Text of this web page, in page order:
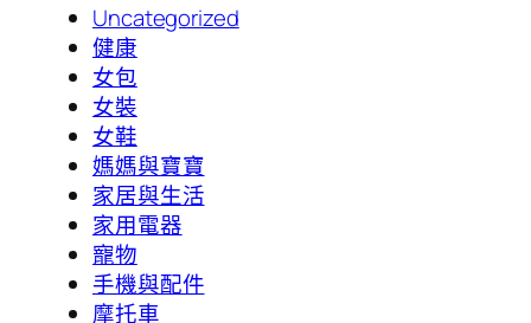
Uncategorized
健康
女包
女裝
女鞋
媽媽與寶寶
家居與生活
家用電器
寵物
手機與配件
摩托車